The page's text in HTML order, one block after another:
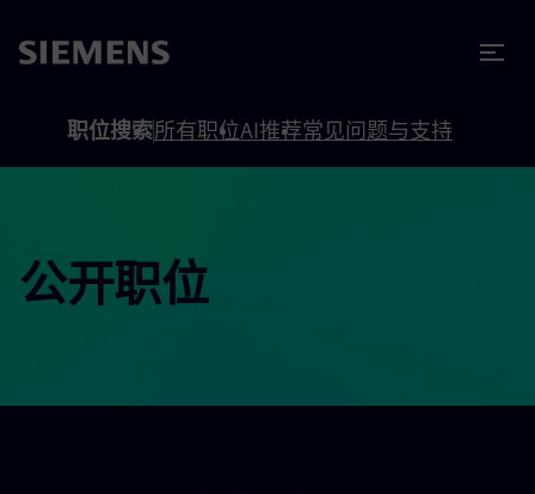
职位搜索所有职位AI推荐常见问题与支持
公开职位